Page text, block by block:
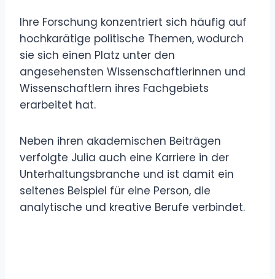
Ihre Forschung konzentriert sich häufig auf
hochkarätige politische Themen, wodurch
sie sich einen Platz unter den
angesehensten Wissenschaftlerinnen und
Wissenschaftlern ihres Fachgebiets
erarbeitet hat.
Neben ihren akademischen Beiträgen
verfolgte Julia auch eine Karriere in der
Unterhaltungsbranche und ist damit ein
seltenes Beispiel für eine Person, die
analytische und kreative Berufe verbindet.